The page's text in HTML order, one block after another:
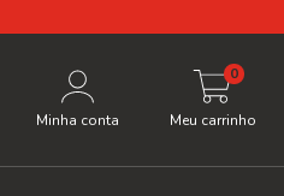
Minha conta Meu carrinho
0